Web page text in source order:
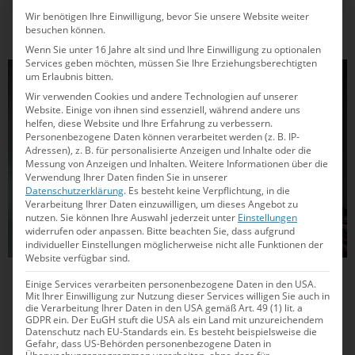
junge Talente, die in Lublin ihr Debüt im Nationalteam
geben.
SCHWIMMEN
19.05.2021
Demler und Mrozinski erreichen EM-Finale
in Budapest
Wir benötigen Ihre Einwilligung, bevor Sie unsere Website weiter
besuchen können.
Wenn Sie unter 16 Jahre alt sind und Ihre Einwilligung zu optionalen
Services geben möchten, müssen Sie Ihre Erziehungsberechtigten
um Erlaubnis bitten.
Wir verwenden Cookies und andere Technologien auf unserer
Website. Einige von ihnen sind essenziell, während andere uns
helfen, diese Website und Ihre Erfahrung zu verbessern.
Personenbezogene Daten können verarbeitet werden (z. B. IP-
Adressen), z. B. für personalisierte Anzeigen und Inhalte oder die
Messung von Anzeigen und Inhalten.Weitere Informationen über die
Verwendung Ihrer Daten finden Sie in unserer
Datenschutzerklärung. Es besteht keine Verpflichtung, in die
Verarbeitung Ihrer Daten einzuwilligen, um dieses Angebot zu
nutzen.Sie können Ihre Auswahl jederzeit unter Einstellungen
widerrufen oder anpassen. Bitte beachten Sie, dass aufgrund
individueller Einstellungen möglicherweise nicht alle Funktionen der
Website verfügbar sind.
Einige Services verarbeiten personenbezogene Daten in den USA.
Mit Ihrer Einwilligung zur Nutzung dieser Services willigen Sie auch in
die Verarbeitung Ihrer Daten in den USA gemäß Art. 49 (1) lit. a
GDPR ein. Der EuGH stuft die USA als ein Land mit unzureichendem
Datenschutz nach EU-Standards ein. Es besteht beispielsweise die
Gefahr, dass US-Behörden personenbezogene Daten in